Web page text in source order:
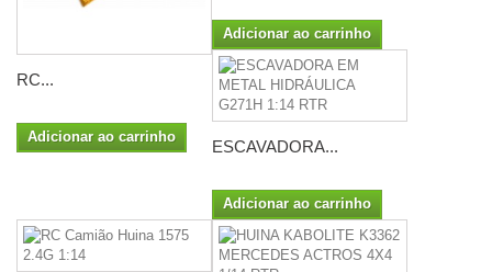
RC...
Adicionar ao carrinho
Adicionar ao carrinho
ESCAVADORA...
Adicionar ao carrinho